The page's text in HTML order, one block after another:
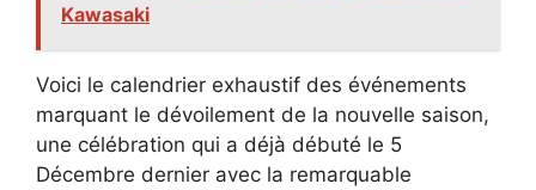
Kawasaki
Voici le calendrier exhaustif des événements
marquant le dévoilement de la nouvelle saison,
une célébration qui a déjà débuté le 5
Décembre dernier avec la remarquable